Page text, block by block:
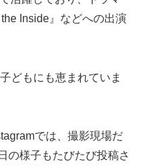
Inside』などへの出演
どもにも恵まれていま
では、撮影現場だ
の様子もたびたび投稿さ